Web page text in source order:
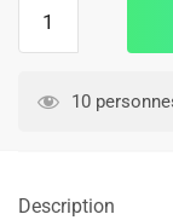
Ajax
10
Description